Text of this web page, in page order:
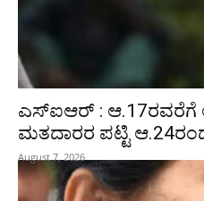
ಎಸ್‌ಐಆರ್‌ : ಆ.17ರವರೆಗೆ
ಮತದಾರರ ಪಟ್ಟಿ
August 7, 2026